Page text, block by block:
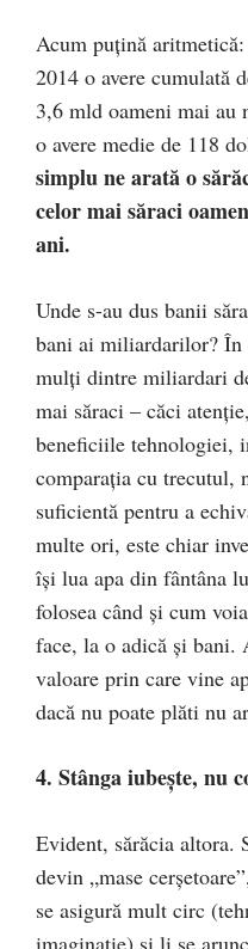
Acum puţină
2014 o avere cumulată
3,6 mld oameni mai au
o avere medie de 118
simplu ne arată o
celor mai săraci
ani.
Unde s-au dus banii
bani ai miliardarilor? În
mulţi dintre miliardari
mai săraci – căci
beneficiile tehnologiei,
comparaţia cu trecutul,
suficientă pentru a
multe ori, este chiar
îşi lua apa din fântâna
folosea când şi cum
face, la o adică şi bani.
valoare prin care vine
dacă nu poate plăti nu
4. Stânga iubeşte, nu
Evident, sărăcia altora.
devin „mase
se asigură mult circ